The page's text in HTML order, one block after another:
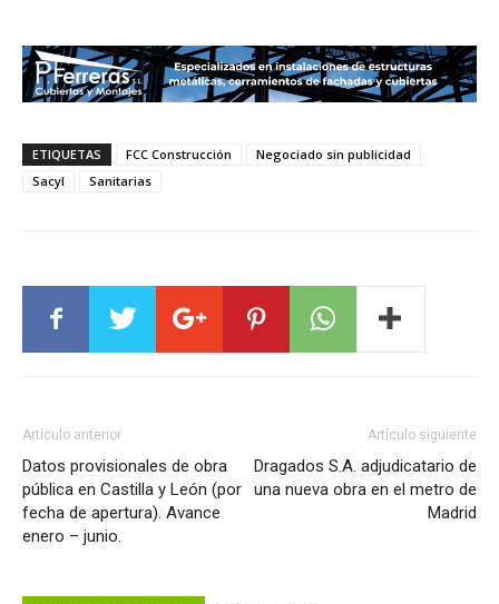
ETIQUETAS FCC Construcción
Negociado sin publicidad
Sacyl
Sanitarias
Artículo anterior
Datos provisionales de obra
pública en Castilla y León (por
fecha de apertura). Avance
enero – junio.
Artículo siguiente
Dragados S.A. adjudicatario de
una nueva obra en el metro de
Madrid